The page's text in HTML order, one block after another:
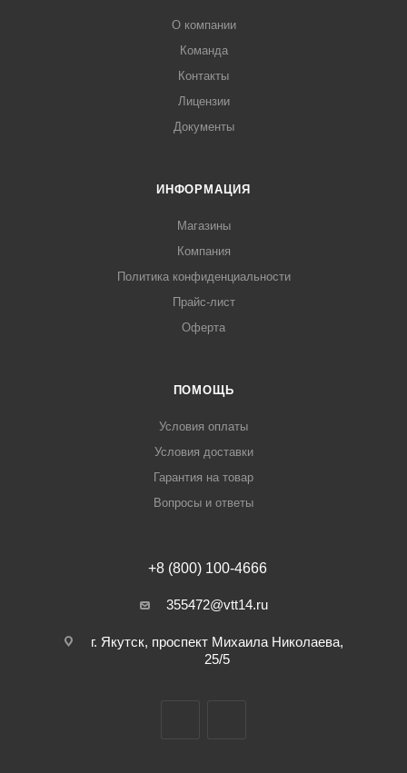
О компании
Команда
Контакты
Лицензии
Документы
ИНФОРМАЦИЯ
Магазины
Компания
Политика конфиденциальности
Прайс-лист
Оферта
ПОМОЩЬ
Условия оплаты
Условия доставки
Гарантия на товар
Вопросы и ответы
+8 (800) 100-4666
355472@vtt14.ru
г. Якутск, проспект Михаила Николаева,
25/5